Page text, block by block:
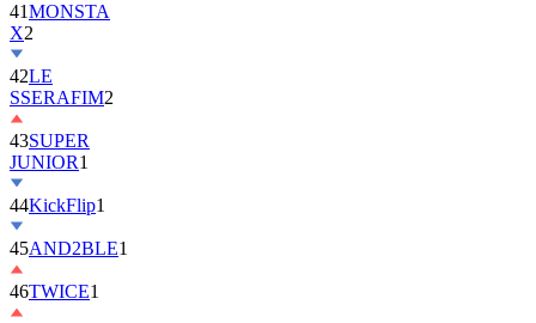
41MONSTA
X2
42LE
SSERAFIM2
43SUPER
JUNIOR1
44KickFlip1
45AND2BLE1
46TWICE1